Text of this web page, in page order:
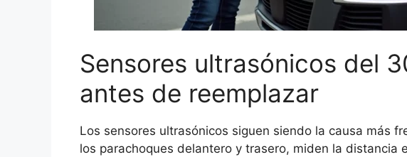
Sensores ultrasónicos del
antes de reemplazar
Los sensores ultrasónicos siguen siendo la causa más
los parachoques delantero y trasero, miden la distancia